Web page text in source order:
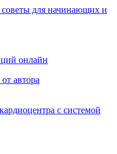
для начинающих и
онлайн
автора
с системой